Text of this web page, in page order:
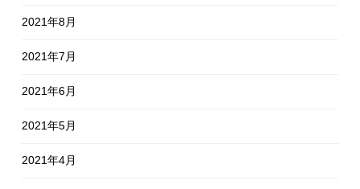
2021年8月
2021年7月
2021年6月
2021年5月
2021年4月